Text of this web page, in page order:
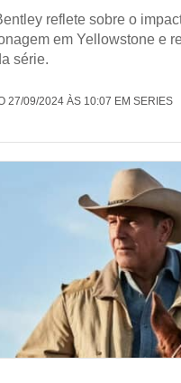
reflete sobre o
em Yellowstone e
série.
27/09/2024 ÀS 10:07 EM SERIES